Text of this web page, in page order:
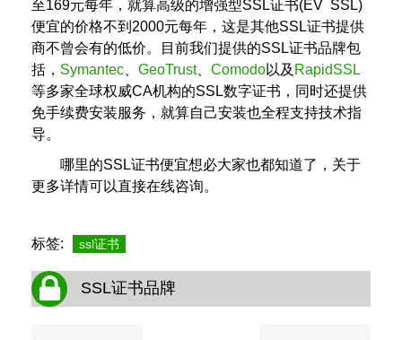
至169元每年，就算高级的增强型SSL证书(EV SSL)
便宜的价格不到2000元每年，这是其他SSL证书提供
商不曾会有的低价。目前我们提供的SSL证书品牌包
括， Symantec GeoTrust、 Comodo以及 RapidSSL
等多家全球权威CA机构的SSL数字证书，同时还提供
免手续费安装服务，就算自己安装也全程支持技术指
导。
哪里的SSL证书便宜想必大家也都知道了，关于
更多详情可以直接在线咨询。
标签: ssl证书
SSL证书品牌